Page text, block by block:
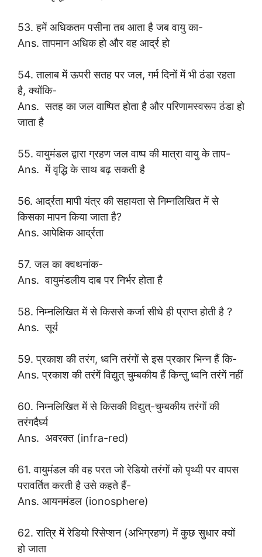
53. हमें अधिकतम पसीना तब आता है जब वायु का-
Ans. तापमान अधिक हो और वह आर्द्र हो
54. तालाब में ऊपरी सतह पर जल, गर्म दिनों में भी ठंडा रहता
है, क्योंकि-
Ans. सतह का जल वाष्पित होता है और परिणामस्वरूप ठंडा हो
जाता है
55. वायुमंडल द्वारा ग्रहण जल वाष्प की मात्रा वायु के ताप-
Ans. में वृद्धि के साथ बढ़ सकती है
56. आर्द्रता मापी यंत्र की सहायता से निम्नलिखित में से
किसका मापन किया जाता है?
Ans. आपेक्षिक आर्द्रता
57. जल का क्वथनांक-
Ans. वायुमंडलीय दाब पर निर्भर होता है
58. निम्नलिखित में से किससे कर्जा सीधे ही प्राप्त होती है ?
Ans. सूर्य
59. प्रकाश की तरंग, ध्वनि तरंगों से इस प्रकार भिन्न हैं कि-
Ans. प्रकाश की तरंगें विद्युत् चुम्बकीय हैं किन्तु ध्वनि तरंगें नहीं
60. निम्नलिखित में से किसकी विद्युत्-चुम्बकीय तरंगों की
तरंगदैर्घ्य
Ans. अवरक्त (infra-red)
61. वायुमंडल की वह परत जो रेडियो तरंगों को पृथ्वी पर वापस
परावर्तित करती है उसे कहते हैं-
Ans. आयनमंडल (ionosphere)
62. रात्रि में रेडियो रिसेप्शन (अभिग्रहण) में कुछ सुधार क्यों
हो जाता